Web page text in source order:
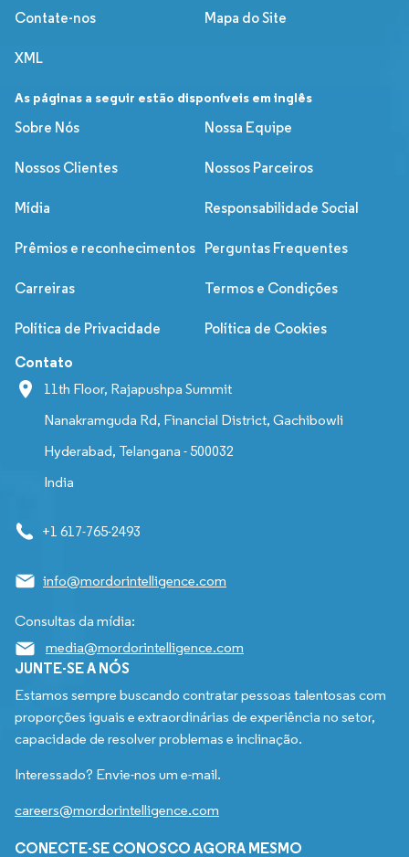
Contate-nos Mapa do Site
XML
As páginas a seguir estão disponíveis em inglês
Sobre Nós
Nossa Equipe
Nossos Clientes Nossos Parceiros
Mídia Responsabilidade Social
Prêmios e reconhecimentos Perguntas Frequentes
Carreiras Termos e Condições
Política de Privacidade Política de Cookies
Contato
11th Floor, Rajapushpa Summit
Nanakramguda Rd, Financial District, Gachibowli
Hyderabad, Telangana - 500032
India
+1 617-765-2493
info@mordorintelligence.com
Consultas da mídia:
media@mordorintelligence.com
JUNTE-SE A NÓS
Estamos sempre buscando contratar pessoas talentosas com
proporções iguais e extraordinárias de experiência no setor,
capacidade de resolver problemas e inclinação.
Interessado? Envie-nos um e-mail.
careers@mordorintelligence.com
CONECTE-SE CONOSCO AGORA MESMO